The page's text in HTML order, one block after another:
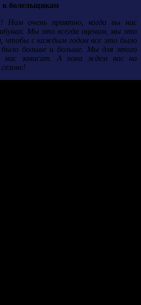
болельщикам
Нам очень приятно, когда вы нас
Мы это всегда оценим, мы это
чтобы с каждым годом все это было
больше и больше. Мы для этого
нас зависит. А пока ждем вас на